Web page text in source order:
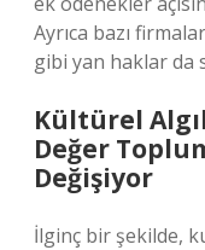
Ayrıca bazı
gibi yan haklar da
Kültürel
Değer
Değişiyor
İlginç bir şekilde,